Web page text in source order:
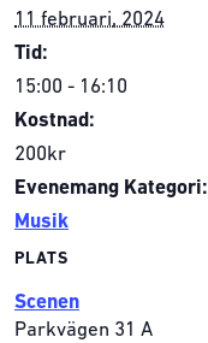
11 februari, 2024
Tid:
15:00 - 16:10
Kostnad:
200kr
Evenemang Kategori:
Musik
PLATS
Scenen
Parkvägen 31 A